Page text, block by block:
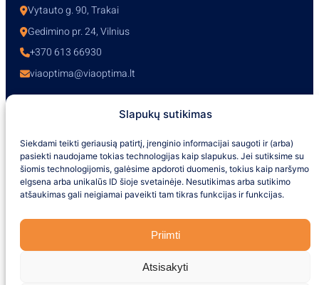
Slapukų sutikimas
Siekdami teikti geriausią patirtį, įrenginio informacijai saugoti ir (arba)
pasiekti naudojame tokias technologijas kaip slapukus. Jei sutiksime su
šiomis technologijomis, galėsime apdoroti duomenis, tokius kaip naršymo
elgsena arba unikalūs ID šioje svetainėje. Nesutikimas arba sutikimo
atšaukimas gali neigiamai paveikti tam tikras funkcijas ir funkcijas.
Priimti
Atsisakyti
Vytauto g. 90, Trakai
Gedimino pr. 24, Vilnius
+370 613 66930
viaoptima@viaoptima.lt
I-V – 10:00-19:00
VI – 10:00-16:00
VII – nedirbame